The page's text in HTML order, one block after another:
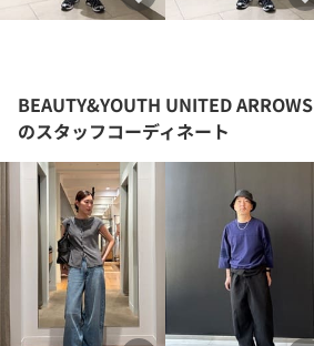
BEAUTY&YOUTH UNITED ARROWS
のスタッフコーディネート